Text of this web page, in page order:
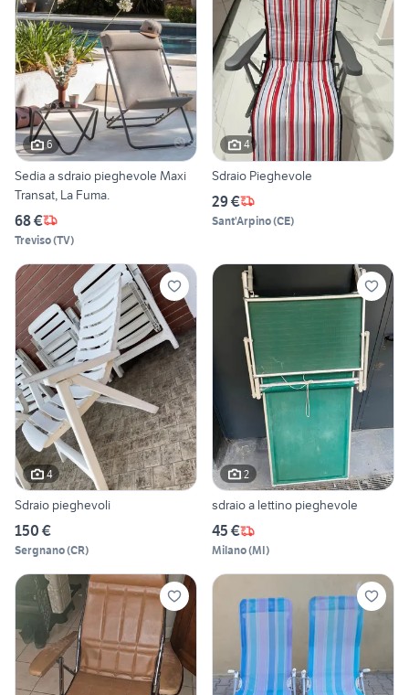
6
Sedia a sdraio pieghevole Maxi
Transat, La Fuma.
68 €
Treviso(TV)
4
Sdraio Pieghevole
29 €
Sant'Arpino(CE)
4
Sdraio pieghevoli
150 €
Sergnano(CR)
2
sdraio a lettino pieghevole
45 €
Milano(MI)